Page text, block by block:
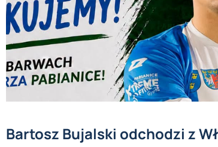
Bartosz Bujalski odchodzi z